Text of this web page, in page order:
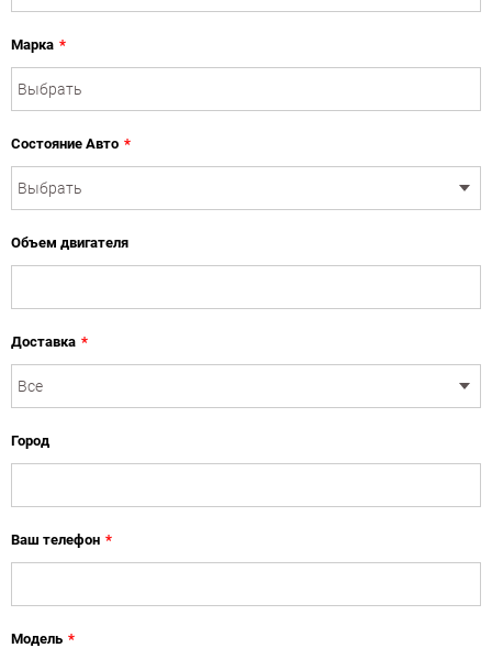
Марка *
Состояние Авто *
Объем двигателя
Доставка *
Город
Ваш телефон *
Модель *